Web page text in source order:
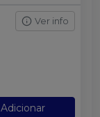
Ver info
Adicionar